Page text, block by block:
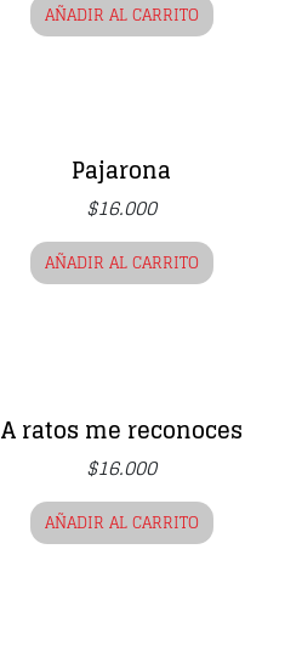
AÑADIR AL CARRITO
Pajarona
$16.000
AÑADIR AL CARRITO
A ratos me reconoces
$16.000
AÑADIR AL CARRITO